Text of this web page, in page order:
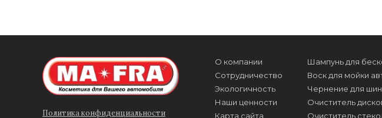
Политика конфиденциальности
О компании
Сотрудничество
Экологичность
Наши ценности
Карта сайта
Шампунь для
Воск для мойки
Чернение для шин
Очиститель
Очиститель